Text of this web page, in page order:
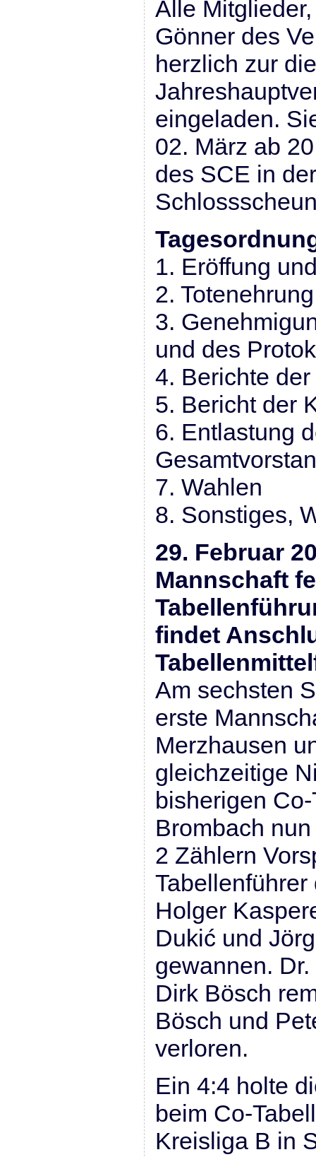
Alle
Gönner des
herzlich zur
eingeladen.
02. März ab
des SCE in
1. Eröffung
2. Totenehrung
3.
und des
4. Berichte
5. Bericht der
6. Entlastung
7. Wahlen
8. Sonstiges,
29. Februar
Mannschaft
findet
Am sechsten
erste
Merzhausen
gleichzeitige
bisherigen
Brombach
2 Zählern
Holger
Dukić und
gewannen.
Dirk Bösch
Bösch und
verloren.
Ein 4:4 holte
beim Co-
Kreisliga B in